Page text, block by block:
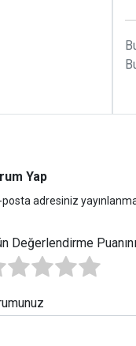
Yap
adresiniz
Değerlendirme